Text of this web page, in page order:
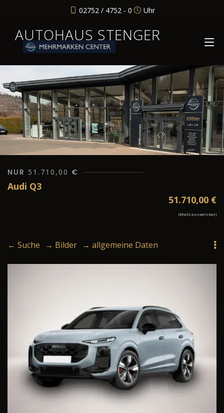
02752 / 4752 - 0 Uhr
AUTOHAUS STENGER
NUR 51.710,00 €
Audi Q3
51.710,00 €
(MwSt ausweisbar)
← Suche → Bilder → allgemeine Daten